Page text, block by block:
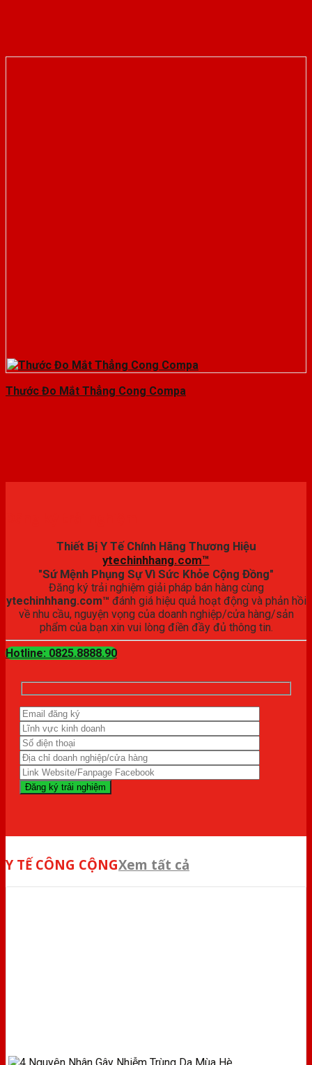
Thước Đo Mắt Thẳng Cong Compa
Thiết Bị Y Tế Chính Hãng Thương Hiệu
ytechinhhang.com™
"Sứ Mệnh Phụng Sự Vì Sức Khỏe Cộng Đồng"
Đăng ký trải nghiệm giải pháp bán hàng cùng
ytechinhhang.com™ đánh giá hiệu quả hoạt động và phản hồi
về nhu cầu, nguyện vọng của doanh nghiệp/cửa hàng/sản
phẩm của bạn xin vui lòng điền đầy đủ thông tin.
Hotline: 0825.8888.90
Y TẾ CÔNG CỘNGXem tất cả